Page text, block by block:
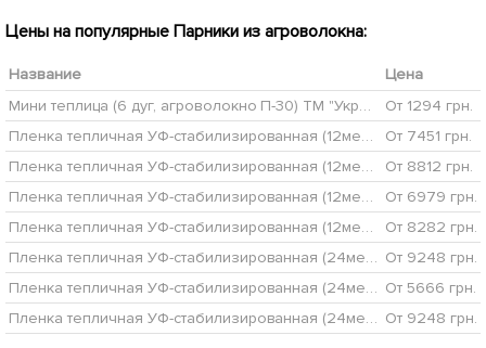
Цены на популярные Парники из агроволокна:
Название
Цена
Мини теплица (6 дуг, агроволокно П-30) TM "Украина" 69-106
От 1294 грн.
Пленка тепличная УФ-стабилизированная (12мес), 100мкм, рукав 1500мм, 100м TM "Украина" 10-975
От 7451 грн.
Пленка тепличная УФ-стабилизированная (12мес), 120мкм, рукав 1500мм, 100м TM "Украина" 10-976
От 8812 грн.
Пленка тепличная УФ-стабилизированная (12мес), 100мкм, рукав 3000мм, 50м TM "Украина" 10-977
От 6979 грн.
Пленка тепличная УФ-стабилизированная (12мес), 120мкм, рукав 3000мм, 50м TM "Украина" 10-978
От 8282 грн.
Пленка тепличная УФ-стабилизированная (24мес), 120мкм, рукав 1500мм, 100м TM "Украина" 10-979 От 9248 грн.
Пленка тепличная УФ-стабилизированная (24мес), 150мкм, рукав 1500мм, 50м TM "Украина" 10-980 От 5666 грн.
Пленка тепличная УФ-стабилизированная (24мес), 120мкм, рукав 3000мм, 50м TM "Украина" 10-981 От 9248 грн.